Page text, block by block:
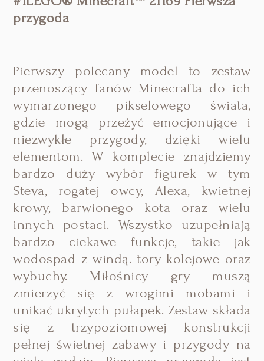
przygoda
Pierwszy polecany model to zestaw
przenoszący fanów Minecrafta do ich
wymarzonego pikselowego świata,
gdzie mogą przeżyć emocjonujące i
niezwykłe przygody, dzięki wielu
elementom. W komplecie znajdziemy
bardzo duży wybór figurek w tym
Steva, rogatej owcy, Alexa, kwietnej
krowy, barwionego kota oraz wielu
innych postaci. Wszystko uzupełniają
bardzo ciekawe funkcje, takie jak
wodospad z windą. tory kolejowe oraz
wybuchy. Miłośnicy gry muszą
zmierzyć się z wrogimi mobami i
unikać ukrytych pułapek. Zestaw składa
się z trzypoziomowej konstrukcji
pełnej świetnej zabawy i przygody na